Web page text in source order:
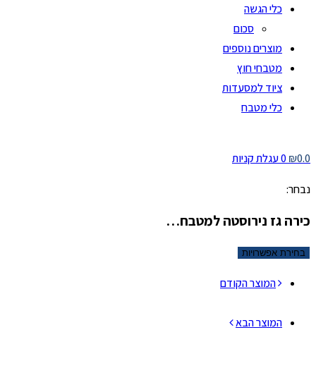
כלי הגשה
סכום
מוצרים נוספים
מטבחי חוץ
ציוד למסעדות
כלי מטבח
₪0.0
0 עגלת קניות
נבחר:
כירה גז נירוסטה למטבח…
בחירת אפשרויות
המוצר הקודם
המוצר הבא